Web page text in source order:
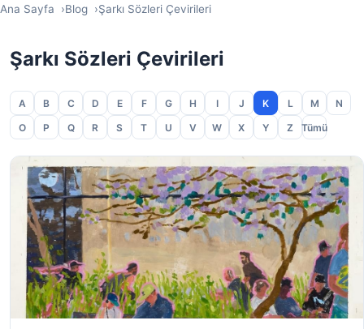
Ana Sayfa Blog Şarkı Sözleri Çevirileri
Şarkı Sözleri Çevirileri
A B C D E F G H I J K L M
N
O
P Q R S T U V W X Y Z Tümü